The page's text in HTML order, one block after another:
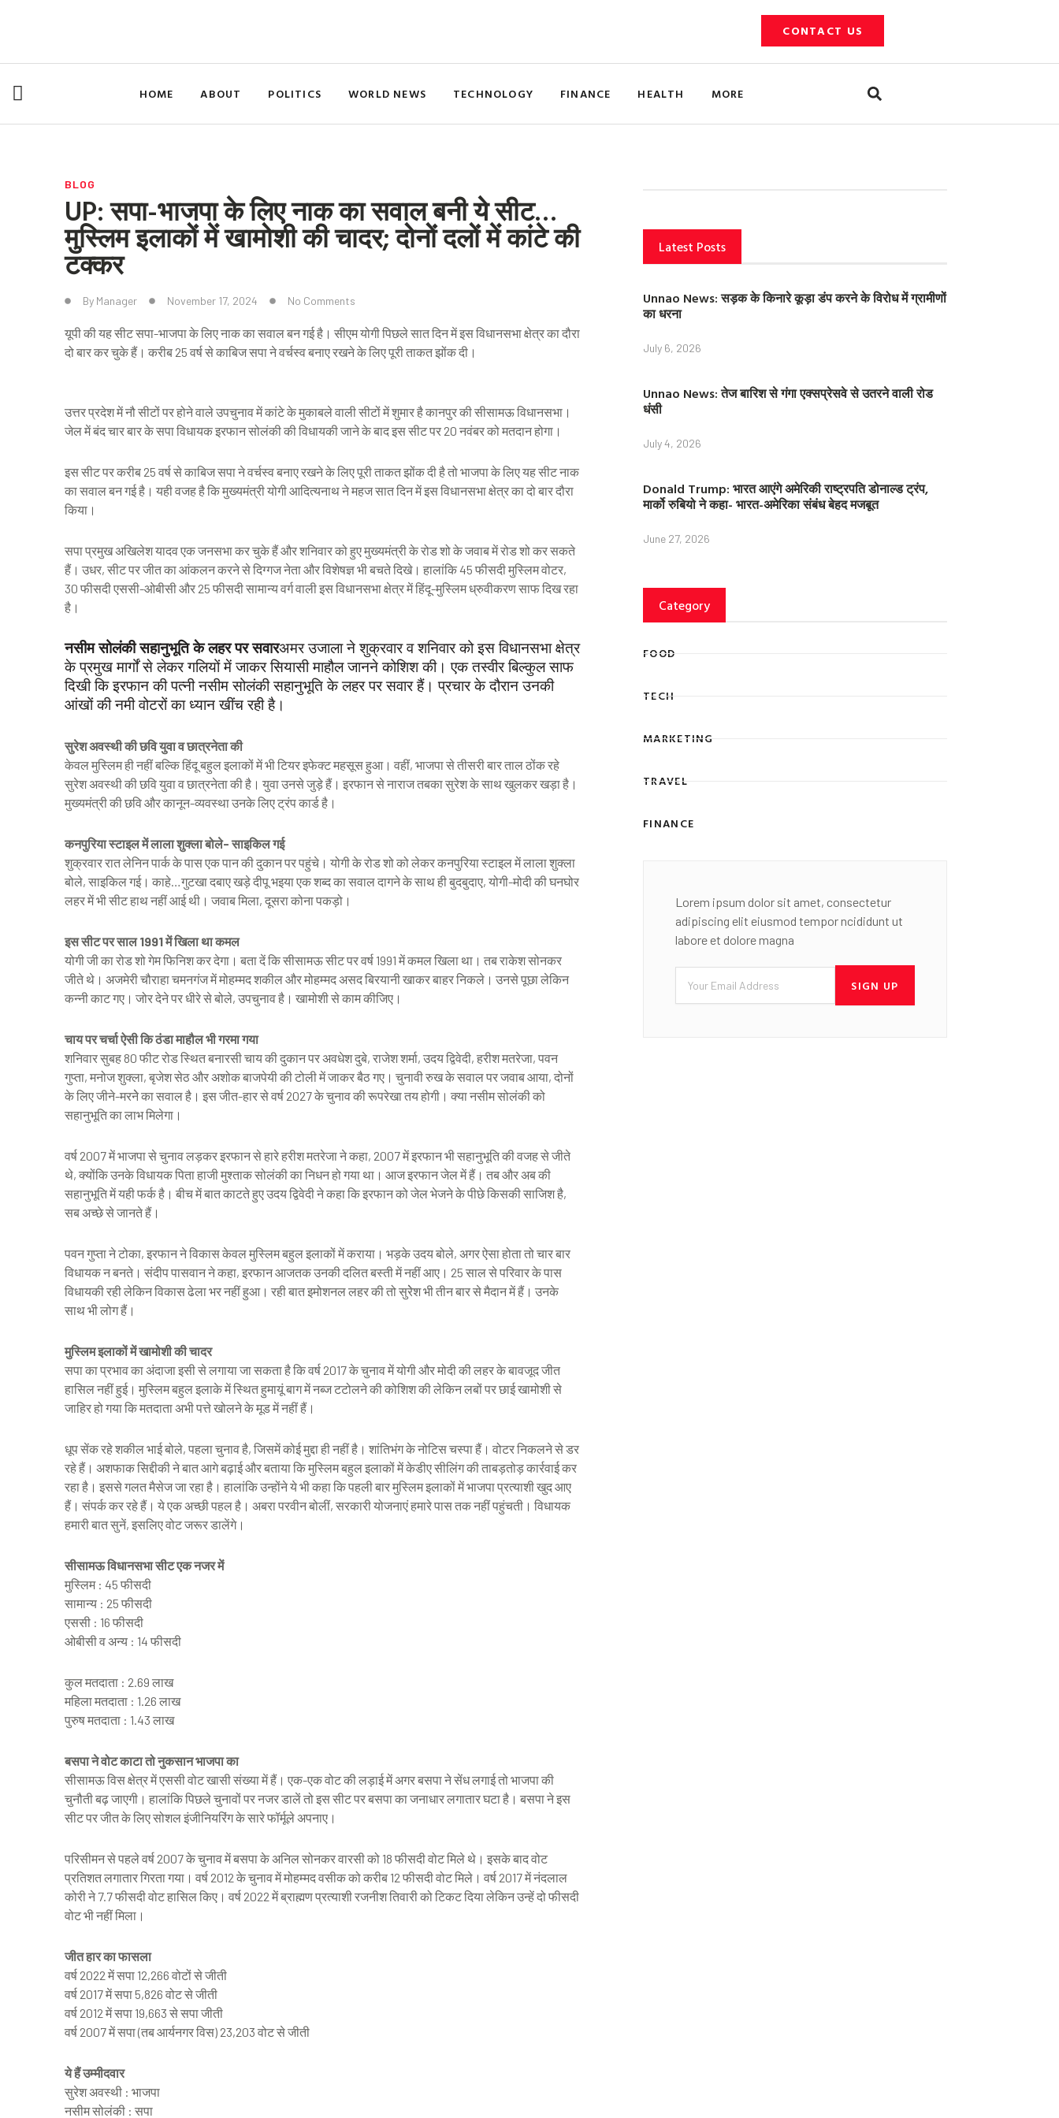
CONTACT US
HOME ABOUT POLITICS WORLD NEWS TECHNOLOGY FINANCE HEALTH MORE
BLOG
UP: सपा-भाजपा के लिए नाक का सवाल बनी ये सीट…
मुस्लिम इलाकों में खामोशी की चादर; दोनों दलों में कांटे की
टक्कर
By Manager November 17, 2024 No Comments
यूपी की यह सीट सपा-भाजपा के लिए नाक का सवाल बन गई है। सीएम योगी पिछले सात दिन में इस विधानसभा क्षेत्र का दौरा
दो बार कर चुके हैं। करीब 25 वर्ष से काबिज सपा ने वर्चस्व बनाए रखने के लिए पूरी ताकत झोंक दी।
उत्तर प्रदेश में नौ सीटों पर होने वाले उपचुनाव में कांटे के मुकाबले वाली सीटों में शुमार है कानपुर की सीसामऊ विधानसभा।
जेल में बंद चार बार के सपा विधायक इरफान सोलंकी की विधायकी जाने के बाद इस सीट पर 20 नवंबर को मतदान होगा।
इस सीट पर करीब 25 वर्ष से काबिज सपा ने वर्चस्व बनाए रखने के लिए पूरी ताकत झोंक दी है तो भाजपा के लिए यह सीट नाक
का सवाल बन गई है। यही वजह है कि मुख्यमंत्री योगी आदित्यनाथ ने महज सात दिन में इस विधानसभा क्षेत्र का दो बार दौरा
किया।
सपा प्रमुख अखिलेश यादव एक जनसभा कर चुके हैं और शनिवार को हुए मुख्यमंत्री के रोड शो के जवाब में रोड शो कर सकते
हैं। उधर, सीट पर जीत का आंकलन करने से दिग्गज नेता और विशेषज्ञ भी बचते दिखे। हालांकि 45 फीसदी मुस्लिम वोटर,
30 फीसदी एससी-ओबीसी और 25 फीसदी सामान्य वर्ग वाली इस विधानसभा क्षेत्र में हिंदू-मुस्लिम ध्रुवीकरण साफ दिख रहा
है।
नसीम सोलंकी सहानुभूति के लहर पर सवारअमर उजाला ने शुक्रवार व शनिवार को इस विधानसभा क्षेत्र
के प्रमुख मार्गों से लेकर गलियों में जाकर सियासी माहौल जानने कोशिश की। एक तस्वीर बिल्कुल साफ
दिखी कि इरफान की पत्नी नसीम सोलंकी सहानुभूति के लहर पर सवार हैं। प्रचार के दौरान उनकी
आंखों की नमी वोटरों का ध्यान खींच रही है।
सुरेश अवस्थी की छवि युवा व छात्रनेता की
केवल मुस्लिम ही नहीं बल्कि हिंदू बहुल इलाकों में भी टियर इफेक्ट महसूस हुआ। वहीं, भाजपा से तीसरी बार ताल ठोंक रहे
सुरेश अवस्थी की छवि युवा व छात्रनेता की है। युवा उनसे जुड़े हैं। इरफान से नाराज तबका सुरेश के साथ खुलकर खड़ा है।
मुख्यमंत्री की छवि और कानून-व्यवस्था उनके लिए ट्रंप कार्ड है।
कनपुरिया स्टाइल में लाला शुक्ला बोले- साइकिल गई
शुक्रवार रात लेनिन पार्क के पास एक पान की दुकान पर पहुंचे। योगी के रोड शो को लेकर कनपुरिया स्टाइल में लाला शुक्ला
बोले, साइकिल गई। काहे…गुटखा दबाए खड़े दीपू भइया एक शब्द का सवाल दागने के साथ ही बुदबुदाए, योगी-मोदी की घनघोर
लहर में भी सीट हाथ नहीं आई थी। जवाब मिला, दूसरा कोना पकड़ो।
इस सीट पर साल 1991 में खिला था कमल
योगी जी का रोड शो गेम फिनिश कर देगा। बता दें कि सीसामऊ सीट पर वर्ष 1991 में कमल खिला था। तब राकेश सोनकर
जीते थे। अजमेरी चौराहा चमनगंज में मोहम्मद शकील और मोहम्मद असद बिरयानी खाकर बाहर निकले। उनसे पूछा लेकिन
कन्नी काट गए। जोर देने पर धीरे से बोले, उपचुनाव है। खामोशी से काम कीजिए।
चाय पर चर्चा ऐसी कि ठंडा माहौल भी गरमा गया
शनिवार सुबह 80 फीट रोड स्थित बनारसी चाय की दुकान पर अवधेश दुबे, राजेश शर्मा, उदय द्विवेदी, हरीश मतरेजा, पवन
गुप्ता, मनोज शुक्ला, बृजेश सेठ और अशोक बाजपेयी की टोली में जाकर बैठ गए। चुनावी रुख के सवाल पर जवाब आया, दोनों
के लिए जीने-मरनेे का सवाल है। इस जीत-हार से वर्ष 2027 के चुनाव की रूपरेखा तय होगी। क्या नसीम सोलंकी को
सहानुभूति का लाभ मिलेगा।
वर्ष 2007 में भाजपा से चुनाव लड़कर इरफान से हारे हरीश मतरेजा ने कहा, 2007 में इरफान भी सहानुभूति की वजह से जीते
थे, क्योंकि उनके विधायक पिता हाजी मुश्ताक सोलंकी का निधन हो गया था। आज इरफान जेल में हैं। तब और अब की
सहानुभूति में यही फर्क है। बीच में बात काटते हुए उदय द्विवेदी ने कहा कि इरफान को जेल भेजने के पीछे किसकी साजिश है,
सब अच्छे से जानते हैं।
पवन गुप्ता ने टोका, इरफान ने विकास केवल मुस्लिम बहुल इलाकों में कराया। भड़के उदय बोले, अगर ऐसा होता तो चार बार
विधायक न बनते। संदीप पासवान ने कहा, इरफान आजतक उनकी दलित बस्ती में नहीं आए। 25 साल से परिवार के पास
विधायकी रही लेकिन विकास ढेला भर नहीं हुआ। रही बात इमोशनल लहर की तो सुरेेश भी तीन बार से मैदान में हैं। उनके
साथ भी लोग हैं।
मुस्लिम इलाकों में खामोशी की चादर
सपा का प्रभाव का अंदाजा इसी से लगाया जा सकता है कि वर्ष 2017 के चुनाव में योगी और मोदी की लहर के बावजूद जीत
हासिल नहीं हुई। मुस्लिम बहुल इलाके में स्थित हुमायूं बाग में नब्ज टटोलने की कोशिश की लेकिन लबों पर छाई खामोशी से
जाहिर हो गया कि मतदाता अभी पत्ते खोलने के मूड में नहीं हैं।
धूप सेंक रहे शकील भाई बोले, पहला चुनाव है, जिसमें कोई मुद्दा ही नहीं है। शांतिभंग के नोटिस चस्पा हैं। वोटर निकलने से डर
रहे हैं। अशफाक सिद्दीकी ने बात आगे बढ़ाई और बताया कि मुस्लिम बहुल इलाकों में केडीए सीलिंग की ताबड़तोड़ कार्रवाई कर
रहा है। इससे गलत मैसेज जा रहा है। हालांकि उन्होंने ये भी कहा कि पहली बार मुस्लिम इलाकों में भाजपा प्रत्याशी खुद आए
हैं। संपर्क कर रहे हैं। ये एक अच्छी पहल है। अबरा परवीन बोलीं, सरकारी योजनाएं हमारे पास तक नहीं पहुंचती। विधायक
हमारी बात सुनें, इसलिए वोट जरूर डालेंगे।
सीसामऊ विधानसभा सीट एक नजर में
मुस्लिम : 45 फीसदी
सामान्य : 25 फीसदी
एससी : 16 फीसदी
ओबीसी व अन्य : 14 फीसदी
कुल मतदाता : 2.69 लाख
महिला मतदाता : 1.26 लाख
पुरुष मतदाता : 1.43 लाख
बसपा ने वोट काटा तो नुकसान भाजपा का
सीसामऊ विस क्षेत्र में एससी वोट खासी संख्या में हैं। एक-एक वोट की लड़ाई में अगर बसपा ने सेंध लगाई तो भाजपा की
चुनौती बढ़ जाएगी। हालांकि पिछले चुनावों पर नजर डालें तो इस सीट पर बसपा का जनाधार लगातार घटा है। बसपा ने इस
सीट पर जीत के लिए सोशल इंजीनियरिंग के सारे फॉर्मूले अपनाए।
परिसीमन से पहले वर्ष 2007 के चुनाव में बसपा के अनिल सोनकर वारसी को 18 फीसदी वोट मिले थे। इसके बाद वोट
प्रतिशत लगातार गिरता गया। वर्ष 2012 के चुनाव में मोहम्मद वसीक को करीब 12 फीसदी वोट मिले। वर्ष 2017 में नंदलाल
कोरी ने 7.7 फीसदी वोट हासिल किए। वर्ष 2022 में ब्राह्मण प्रत्याशी रजनीश तिवारी को टिकट दिया लेकिन उन्हें दो फीसदी
वोट भी नहीं मिला।
जीत हार का फासला
वर्ष 2022 में सपा 12,266 वोटों से जीती
वर्ष 2017 में सपा 5,826 वोट से जीती
वर्ष 2012 में सपा 19,663 से सपा जीती
वर्ष 2007 में सपा (तब आर्यनगर विस) 23,203 वोट से जीती
ये हैं उम्मीदवार
सुरेश अवस्थी : भाजपा
नसीम सोलंकी : सपा
Latest Posts
Unnao News: सड़क के किनारे कूड़ा डंप करने के विरोध में ग्रामीणों
का धरना
July 6, 2026
Unnao News: तेज बारिश से गंगा एक्सप्रेसवे से उतरने वाली रोड
धंसी
July 4, 2026
Donald Trump: भारत आएंगे अमेरिकी राष्ट्रपति डोनाल्ड ट्रंप,
मार्को रुबियो ने कहा- भारत-अमेरिका संबंध बेहद मजबूत
June 27, 2026
Category
FOOD
TECH
MARKETING
TRAVEL
FINANCE
Lorem ipsum dolor sit amet, consectetur
adipiscing elit eiusmod tempor ncididunt ut
labore et dolore magna
Email SIGN UP